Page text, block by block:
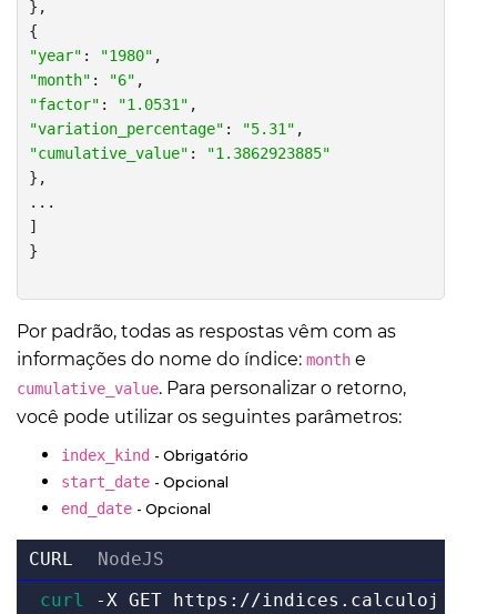
},
"year" : "1980"
"month" : "6"
"factor" : "1.0531"
"variation_percentage" : "5.31"
"cumulative_value" :
"1.3862923885"
},
...
]
Por padrão, todas as respostas vêm com as
informações do nome do índice: month e
cumulative_value. Para personalizar o retorno,
você pode utilizar os seguintes parâmetros:
index_kind - Obrigatório
start_date - Opcional
end_date - Opcional
CURL
NodeJS
curl
-X GET https://indices.calculoj